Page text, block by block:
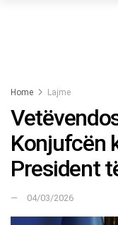
Home Lajme
Konjufcën
President
04/03/2026